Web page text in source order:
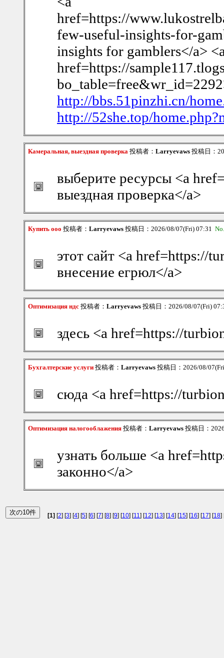
href=https://
few-useful-insights-for-
insights for gamblers</a>
href=https://
http://bbs.51pinzhi.cn/
http://52she.top/
Камеральная, выездная проверка 投稿者： Larryevaws 投稿日：
выберите ресурсы <a
выездная проверка</a>
Купить ооо 投稿者： Larryevaws 投稿日：2026/08/07(Fri) 07:31
этот сайт <a href=https://
внесение егрюл</a>
Оптимизация ндс 投稿者： Larryevaws 投稿日：2026/08/07(Fri)
здесь <a href=https://
Бухгалтерские услуги 投稿者： Larryevaws 投稿日：2026/08/
сюда <a href=https://
Оптимизация налогооблажения 投稿者： Larryevaws 投稿日：
узнать больше <a
законно</a>
[1] [2] [3] [4] [5] [6] [7] [8] [9] [10] [11] [12] [13] [14] [15] [16] [17] [18]